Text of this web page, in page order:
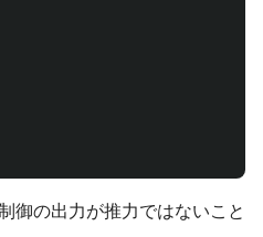
御の出力が推力ではないこと